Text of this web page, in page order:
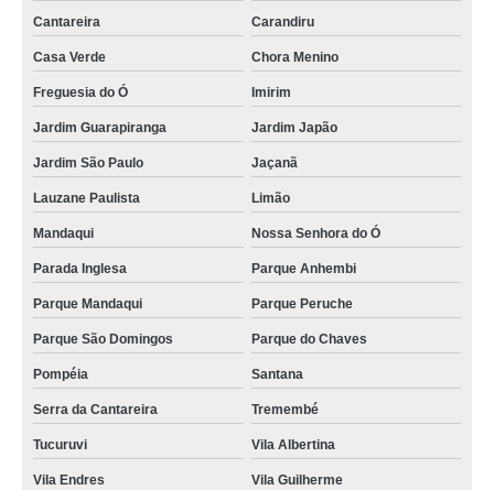
Cantareira Carandiru
Casa Verde Chora Menino
Freguesia do Ó Imirim
Jardim Guarapiranga Jardim Japão
Jardim São Paulo Jaçanã
Lauzane Paulista Limão
Mandaqui Nossa Senhora do Ó
Parada Inglesa Parque Anhembi
Parque Mandaqui Parque Peruche
Parque São Domingos Parque do Chaves
Pompéia Santana
Serra da Cantareira Tremembé
Tucuruvi Vila Albertina
Vila Endres Vila Guilherme